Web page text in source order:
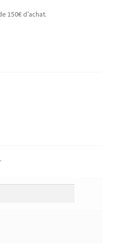
150€ d’achat.